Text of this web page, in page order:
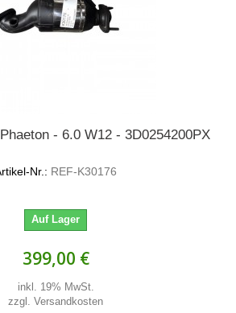
- 6.0 W12 - 3D0254200PX
Nr.: REF-K30176
Auf Lager
399,00 €
inkl. 19% MwSt.
zzgl. Versandkosten